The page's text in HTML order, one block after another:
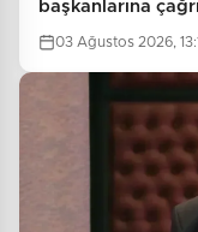
başkanlarına
da bırakın
03 Ağustos 2026,